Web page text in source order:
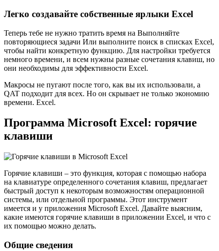
Легко создавайте собственные ярлыки Excel
Теперь тебе не нужно тратить время на Выполняйте
повторяющиеся задачи Или выполните поиск в списках Excel,
чтобы найти конкретную функцию. Для настройки требуется
немного времени, и всем нужны разные сочетания клавиш, но
они необходимы для эффективности Excel.
Макросы не пугают после того, как вы их использовали, а
QAT подходит для всех. Но он скрывает не только экономию
времени. Excel.
Программа Microsoft Excel: горячие
клавиши
Горячие клавиши – это функция, которая с помощью набора
на клавиатуре определенного сочетания клавиш, предлагает
быстрый доступ к некоторым возможностям операционной
системы, или отдельной программы. Этот инструмент
имеется и у приложения Microsoft Excel. Давайте выясним,
какие имеются горячие клавиши в приложении Excel, и что с
их помощью можно делать.
Общие сведения